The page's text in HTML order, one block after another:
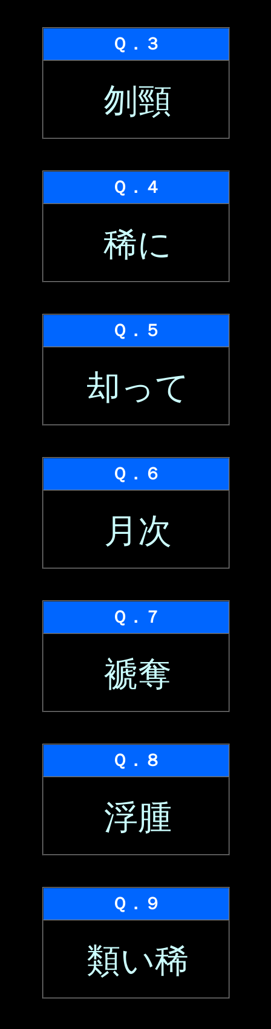
Ｑ．３
刎頸
Ｑ．４
稀に
Ｑ．５
却って
Ｑ．６
月次
Ｑ．７
褫奪
Ｑ．８
浮腫
Ｑ．９
類い稀